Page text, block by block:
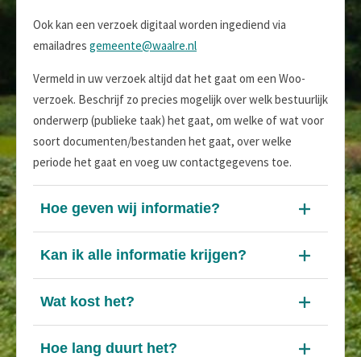
Ook kan een verzoek digitaal worden ingediend via
emailadres gemeente@waalre.nl
Vermeld in uw verzoek altijd dat het gaat om een Woo-
verzoek. Beschrijf zo precies mogelijk over welk bestuurlijk
onderwerp (publieke taak) het gaat, om welke of wat voor
soort documenten/bestanden het gaat, over welke
periode het gaat en voeg uw contactgegevens toe.
Hoe geven wij informatie?
Kan ik alle informatie krijgen?
Wat kost het?
Hoe lang duurt het?